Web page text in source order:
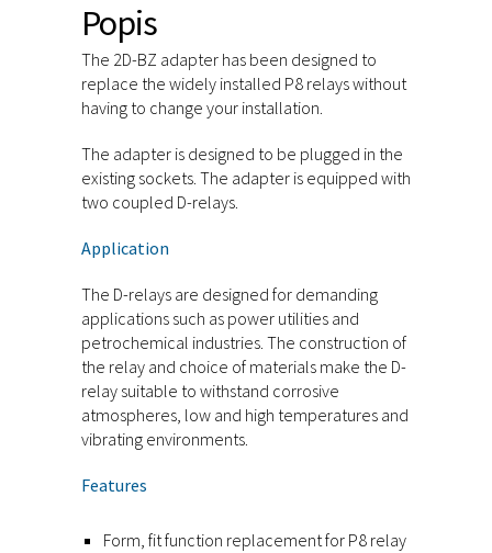
Popis
The 2D-BZ adapter has been designed to
replace the widely installed P8 relays without
having to change your installation.
The adapter is designed to be plugged in the
existing sockets. The adapter is equipped with
two coupled D-relays.
Application
The D-relays are designed for demanding
applications such as power utilities and
petrochemical industries. The construction of
the relay and choice of materials make the D-
relay suitable to withstand corrosive
atmospheres, low and high temperatures and
vibrating environments.
Features
Form, fit function replacement for P8 relay